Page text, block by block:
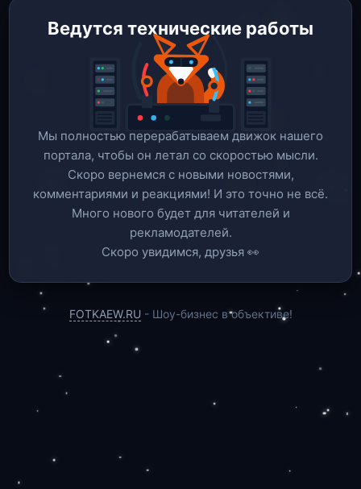
Ведутся технические работы
Мы полностью перерабатываем движок нашего
портала, чтобы он летал со скоростью мысли.
Скоро вернемся c новыми новостями,
комментариями и реакциями! И это точно не всё.
Много нового будет для читателей и
рекламодателей.
Скоро увидимся, друзья 👀
FOTKAEW.RU - Шоу-бизнес в объективе!